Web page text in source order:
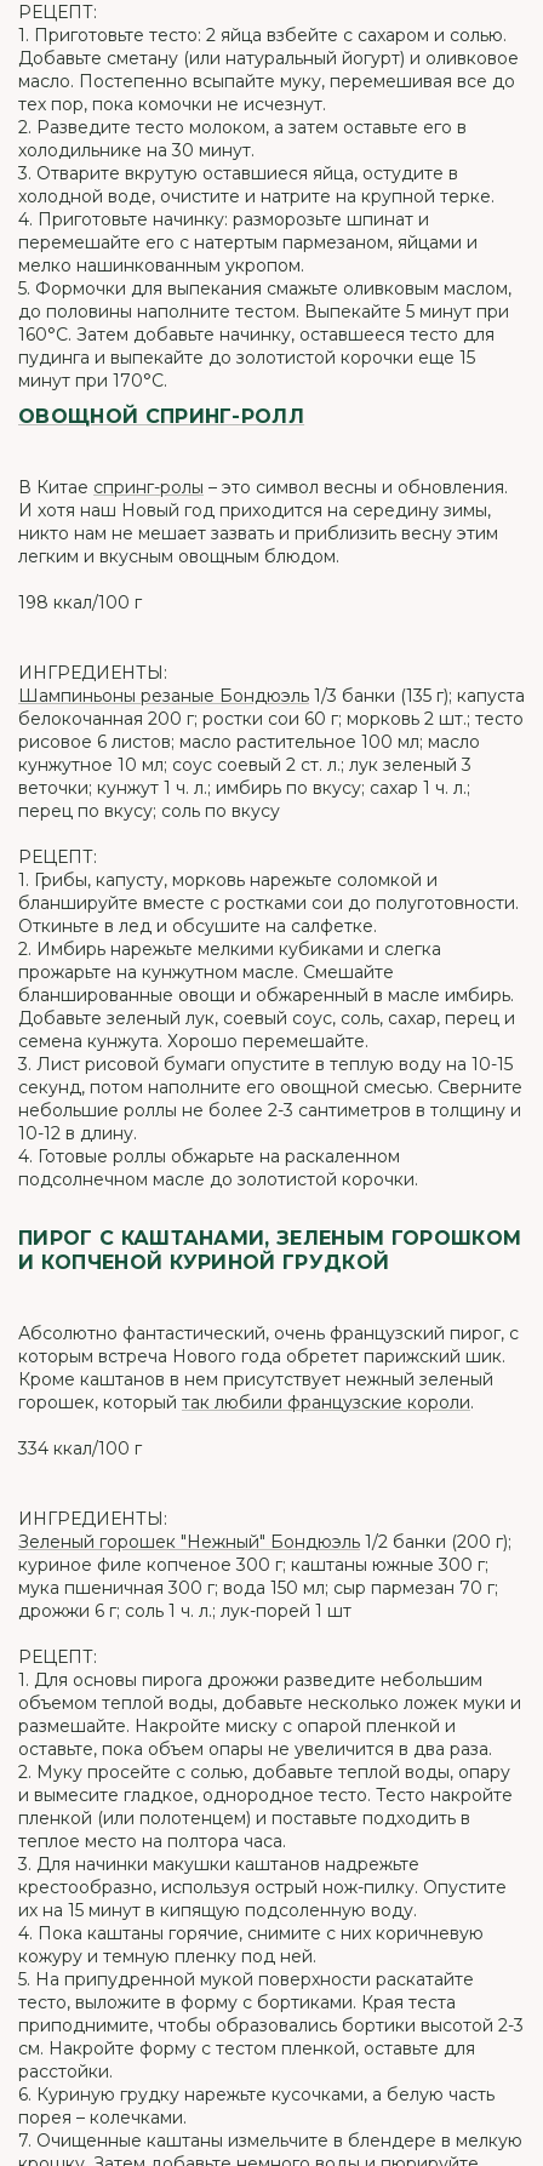
РЕЦЕПТ:
1. Приготовьте тесто: 2 яйца взбейте с сахаром и солью.
Добавьте сметану (или натуральный йогурт) и оливковое
масло. Постепенно всыпайте муку, перемешивая все до
тех пор, пока комочки не исчезнут.
2. Разведите тесто молоком, а затем оставьте его в
холодильнике на 30 минут.
3. Отварите вкрутую оставшиеся яйца, остудите в
холодной воде, очистите и натрите на крупной терке.
4. Приготовьте начинку: разморозьте шпинат и
перемешайте его с натертым пармезаном, яйцами и
мелко нашинкованным укропом.
5. Формочки для выпекания смажьте оливковым маслом,
до половины наполните тестом. Выпекайте 5 минут при
160°С. Затем добавьте начинку, оставшееся тесто для
пудинга и выпекайте до золотистой корочки еще 15
минут при 170°С.
ОВОЩНОЙ СПРИНГ-РОЛЛ
В Китае спринг-ролы – это символ весны и обновления.
И хотя наш Новый год приходится на середину зимы,
никто нам не мешает зазвать и приблизить весну этим
легким и вкусным овощным блюдом.
198 ккал/100 г
ИНГРЕДИЕНТЫ:
Шампиньоны резаные Бондюэль 1/3 банки (135 г); капуста
белокочанная 200 г; ростки сои 60 г; морковь 2 шт.; тесто
рисовое 6 листов; масло растительное 100 мл; масло
кунжутное 10 мл; соус соевый 2 ст. л.; лук зеленый 3
веточки; кунжут 1 ч. л.; имбирь по вкусу; сахар 1 ч. л.;
перец по вкусу; соль по вкусу
РЕЦЕПТ:
1. Грибы, капусту, морковь нарежьте соломкой и
бланшируйте вместе с ростками сои до полуготовности.
Откиньте в лед и обсушите на салфетке.
2. Имбирь нарежьте мелкими кубиками и слегка
прожарьте на кунжутном масле. Смешайте
бланшированные овощи и обжаренный в масле имбирь.
Добавьте зеленый лук, соевый соус, соль, сахар, перец и
семена кунжута. Хорошо перемешайте.
3. Лист рисовой бумаги опустите в теплую воду на 10-15
секунд, потом наполните его овощной смесью. Сверните
небольшие роллы не более 2-3 сантиметров в толщину и
10-12 в длину.
4. Готовые роллы обжарьте на раскаленном
подсолнечном масле до золотистой корочки.
ПИРОГ С КАШТАНАМИ, ЗЕЛЕНЫМ ГОРОШКОМ
И КОПЧЕНОЙ КУРИНОЙ ГРУДКОЙ
Абсолютно фантастический, очень французский пирог, с
которым встреча Нового года обретет парижский шик.
Кроме каштанов в нем присутствует нежный зеленый
горошек, который так любили французские короли.
334 ккал/100 г
ИНГРЕДИЕНТЫ:
Зеленый горошек "Нежный" Бондюэль 1/2 банки (200 г);
куриное филе копченое 300 г; каштаны южные 300 г;
мука пшеничная 300 г; вода 150 мл; сыр пармезан 70 г;
дрожжи 6 г; соль 1 ч. л.; лук-порей 1 шт
РЕЦЕПТ:
1. Для основы пирога дрожжи разведите небольшим
объемом теплой воды, добавьте несколько ложек муки и
размешайте. Накройте миску с опарой пленкой и
оставьте, пока объем опары не увеличится в два раза.
2. Муку просейте с солью, добавьте теплой воды, опару
и вымесите гладкое, однородное тесто. Тесто накройте
пленкой (или полотенцем) и поставьте подходить в
теплое место на полтора часа.
3. Для начинки макушки каштанов надрежьте
крестообразно, используя острый нож-пилку. Опустите
их на 15 минут в кипящую подсоленную воду.
4. Пока каштаны горячие, снимите с них коричневую
кожуру и темную пленку под ней.
5. На припудренной мукой поверхности раскатайте
тесто, выложите в форму с бортиками. Края теста
приподнимите, чтобы образовались бортики высотой 2-3
см. Накройте форму с тестом пленкой, оставьте для
расстойки.
6. Куриную грудку нарежьте кусочками, а белую часть
порея – колечками.
7. Очищенные каштаны измельчите в блендере в мелкую